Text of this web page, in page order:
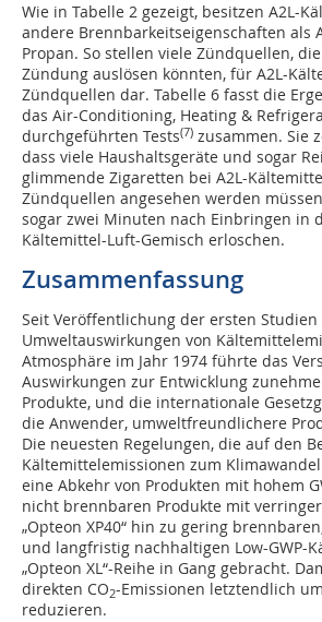
Wie in Tabelle 2 gezeigt, besitzen A2L-
andere Brennbarkeitseigenschaften als
Propan. So stellen viele Zündquellen,
Zündung auslösen könnten, für A2L-
Zündquellen dar. Tabelle 6 fasst die
das Air-Conditioning, Heating &
durchgeführten Tests(7) zusammen. Sie
dass viele Haushaltsgeräte und sogar
glimmende Zigaretten bei A2L-
Zündquellen angesehen werden
sogar zwei Minuten nach Einbringen in
Kältemittel-Luft-Gemisch erloschen.
Zusammenfassung
Seit Veröffentlichung der ersten Studien
Umweltauswirkungen von
Atmosphäre im Jahr 1974 führte das
Auswirkungen zur Entwicklung
Produkte, und die internationale
die Anwender, umweltfreundlichere
Die neuesten Regelungen, die auf den
Kältemittelemissionen zum
eine Abkehr von Produkten mit hohem
nicht brennbaren Produkte mit
„Opteon XP40“ hin zu gering
und langfristig nachhaltigen Low-GWP-
„Opteon XL“-Reihe in Gang gebracht.
direkten CO2-Emissionen letztendlich
reduzieren.